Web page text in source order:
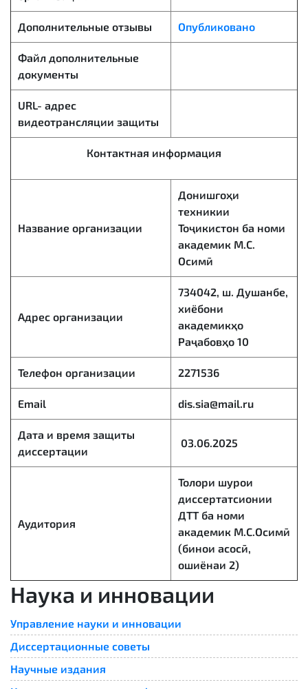
Дополнительные отзывы Опубликовано
Файл дополнительные
документы
URL- адрес
видеотрансляции защиты
Контактная информация
Название организации
Донишгоҳи
техникии
Тоҷикистон ба номи
академик М.С.
Осимӣ
Адрес организации
734042, ш. Душанбе,
хиёбони
академикҳо
Раҷабовҳо 10
Телефон организации 2271536
Email dis.sia@mail.ru
Дата и время защиты
диссертации
03.06.2025
Аудитория
Толори шурои
диссертатсионии
ДТТ ба номи
академик М.С.Осимӣ
(бинои асосӣ,
ошиёнаи 2)
Наука и инновации
Управление науки и инновации
Диссертационные советы
Научные издания